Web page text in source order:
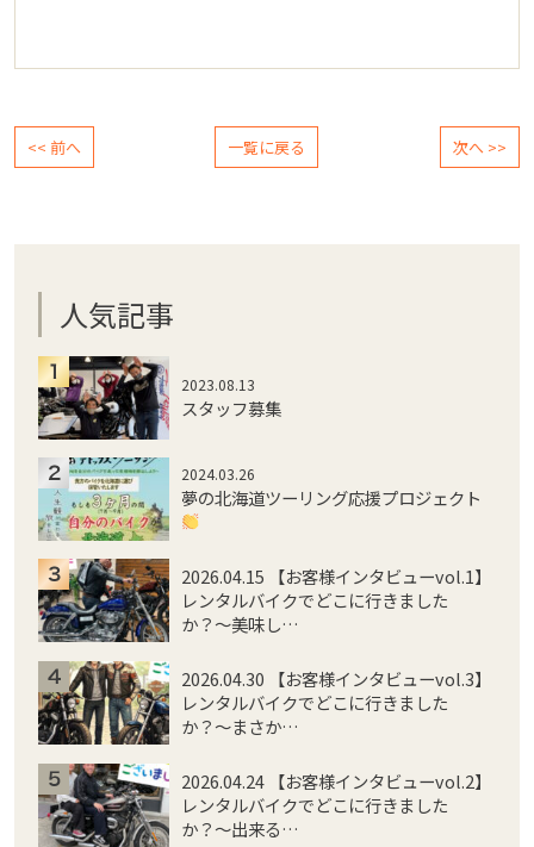
<< 前へ 一覧に戻る 次へ >>
人気記事
2023.08.13
スタッフ募集
2024.03.26
夢の北海道ツーリング応援プロジェクト
2026.04.15 【お客様インタビューvol.1】
レンタルバイクでどこに行きました
か？〜美味し…
2026.04.30 【お客様インタビューvol.3】
レンタルバイクでどこに行きました
か？〜まさか…
2026.04.24 【お客様インタビューvol.2】
レンタルバイクでどこに行きました
か？〜出来る…